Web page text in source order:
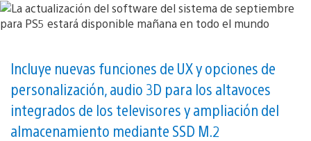
Incluye nuevas funciones de UX y opciones de
personalización, audio 3D para los altavoces
integrados de los televisores y ampliación del
almacenamiento mediante SSD M.2